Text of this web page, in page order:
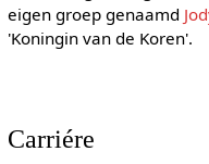
eigen groep genaamd
'Koningin van de Koren'.
Carriére